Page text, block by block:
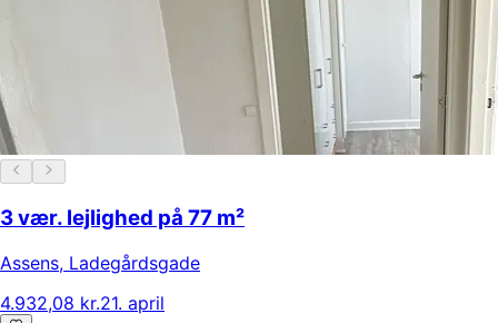
3 vær. lejlighed på 77 m²
Assens, Ladegårdsgade
4.932,08 kr.21. april